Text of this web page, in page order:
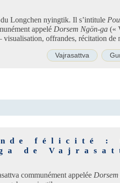
Longchen nyingtik. Il s’intitule
appelé Dorsem Ngön-ga («
offrandes, récitation de
Vajrasattva
félicité :
de
communément appelée